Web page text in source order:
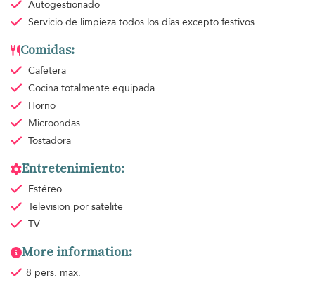
Autogestionado
Servicio de limpieza todos los días excepto festivos
Comidas:
Cafetera
Cocina totalmente equipada
Horno
Microondas
Tostadora
Entretenimiento:
Estéreo
Televisión por satélite
TV
More information:
8 pers. max.